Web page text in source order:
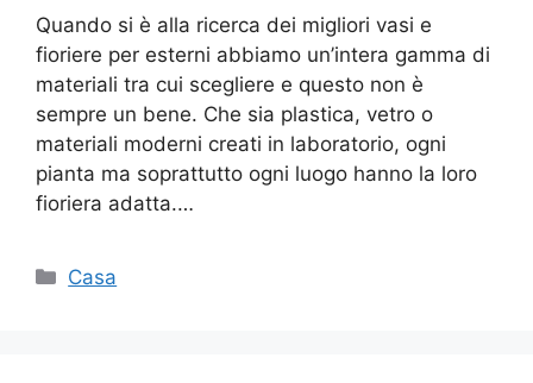
Quando si è alla ricerca dei migliori vasi e
fioriere per esterni abbiamo un’intera gamma di
materiali tra cui scegliere e questo non è
sempre un bene. Che sia plastica, vetro o
materiali moderni creati in laboratorio, ogni
pianta ma soprattutto ogni luogo hanno la loro
fioriera adatta.…
Categorie
Casa